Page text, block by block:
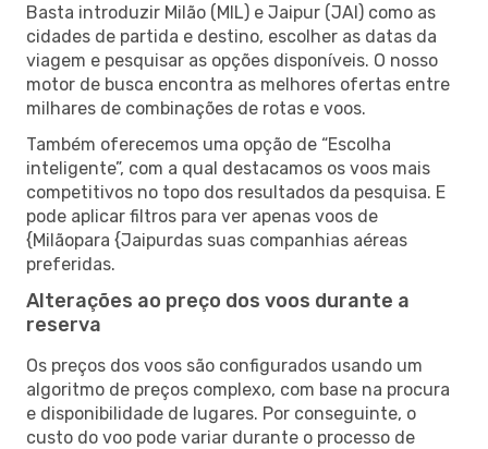
Basta introduzir Milão (MIL) e Jaipur (JAI) como as
cidades de partida e destino, escolher as datas da
viagem e pesquisar as opções disponíveis. O nosso
motor de busca encontra as melhores ofertas entre
milhares de combinações de rotas e voos.
Também oferecemos uma opção de “Escolha
inteligente”, com a qual destacamos os voos mais
competitivos no topo dos resultados da pesquisa. E
pode aplicar filtros para ver apenas voos de
{Milãopara {Jaipurdas suas companhias aéreas
preferidas.
Alterações ao preço dos voos durante a
reserva
Os preços dos voos são configurados usando um
algoritmo de preços complexo, com base na procura
e disponibilidade de lugares. Por conseguinte, o
custo do voo pode variar durante o processo de